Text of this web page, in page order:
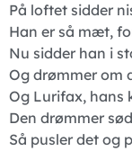
På loftet sidder
Han er så mæt,
Nu sidder han i
Og drømmer om
Og Lurifax, hans
Den drømmer
Så pusler det og